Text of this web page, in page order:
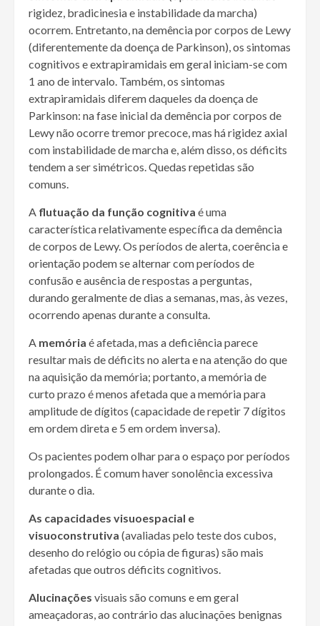
rigidez, bradicinesia e instabilidade da marcha)
ocorrem. Entretanto, na demência por corpos de Lewy
(diferentemente da doença de Parkinson), os sintomas
cognitivos e extrapiramidais em geral iniciam-se com
1 ano de intervalo. Também, os sintomas
extrapiramidais diferem daqueles da doença de
Parkinson: na fase inicial da demência por corpos de
Lewy não ocorre tremor precoce, mas há rigidez axial
com instabilidade de marcha e, além disso, os déficits
tendem a ser simétricos. Quedas repetidas são
comuns.
A flutuação da função cognitiva é uma
característica relativamente específica da demência
de corpos de Lewy. Os períodos de alerta, coerência e
orientação podem se alternar com períodos de
confusão e ausência de respostas a perguntas,
durando geralmente de dias a semanas, mas, às vezes,
ocorrendo apenas durante a consulta.
A memória é afetada, mas a deficiência parece
resultar mais de déficits no alerta e na atenção do que
na aquisição da memória; portanto, a memória de
curto prazo é menos afetada que a memória para
amplitude de dígitos (capacidade de repetir 7 dígitos
em ordem direta e 5 em ordem inversa).
Os pacientes podem olhar para o espaço por períodos
prolongados. É comum haver sonolência excessiva
durante o dia.
As capacidades visuoespacial e
visuoconstrutiva (avaliadas pelo teste dos cubos,
desenho do relógio ou cópia de figuras) são mais
afetadas que outros déficits cognitivos.
Alucinações visuais são comuns e em geral
ameaçadoras, ao contrário das alucinações benignas